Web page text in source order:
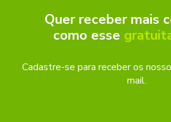
Quer receber mais
como esse
Cadastre-se para receber os
mail.